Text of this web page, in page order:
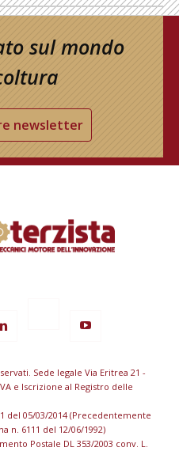
sul mondo
newsletter
Sede legale Via Eritrea 21 -
e Iscrizione al Registro delle
del 05/03/2014 (Precedentemente
n. 6111 del 12/06/1992)
Postale DL 353/2003 conv. L.